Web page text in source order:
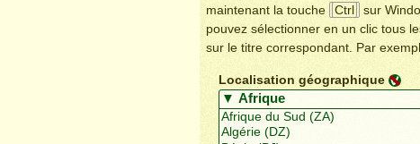
maintenant la touche
Ctrl sur
pouvez sélectionner en un clic tous
sur le titre correspondant. Par
Localisation géographique